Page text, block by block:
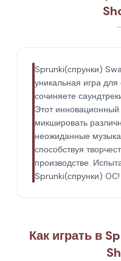
Sprunki(спрунки)
уникальная игра
сочиняете
Этот инновационный
микшировать
неожиданные
способствуя
производстве.
Sprunki(спрунки) OC!
Как играть в